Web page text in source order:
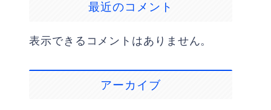
最近のコメント
表示できるコメントはありません。
アーカイブ